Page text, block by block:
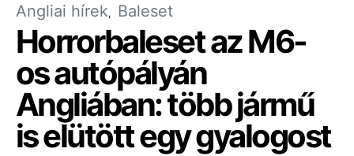
Angliai hírek Baleset
Horrorbaleset az M6-
os autópályán
Angliában: több jármű
is elütött egy gyalogost